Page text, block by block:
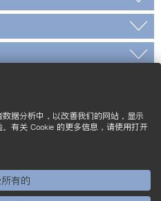
据分析中，以改善我们的网站，显示
有关 Cookie 的更多信息，请使用打开
有的